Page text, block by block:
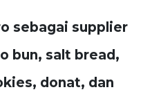
sebagai supplier
bun, salt bread,
donat, dan